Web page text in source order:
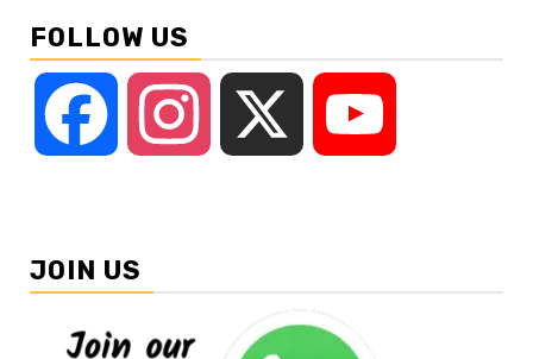
FOLLOW US
Facebook Instagram
JOIN US